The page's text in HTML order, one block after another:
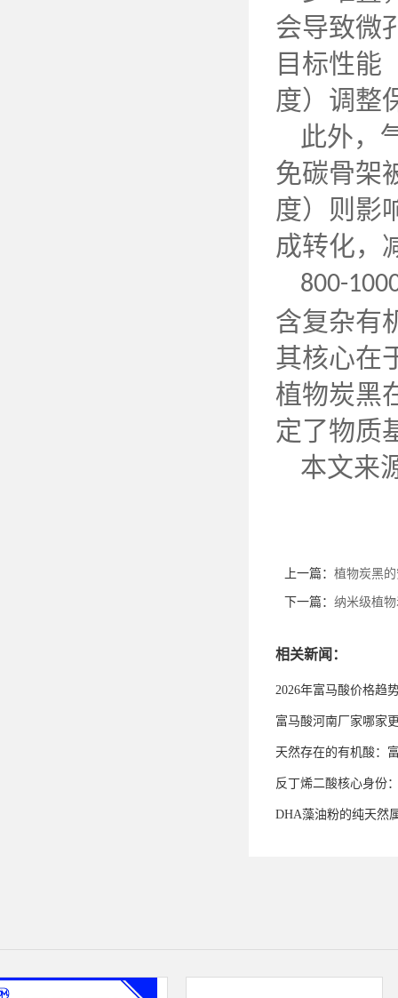
会导致微
目标性能
度）调整
此外，
免碳骨架
度）则影
成转化，
800-
含复杂有
其核心在
植物炭黑
定了物质
本文来
上一篇： 植物炭黑
下一篇： 纳米级植
相关新闻：
2026年富马酸价格趋
富马酸河南厂家哪家
天然存在的有机酸：
反丁烯二酸核心身份
DHA藻油粉的纯天然